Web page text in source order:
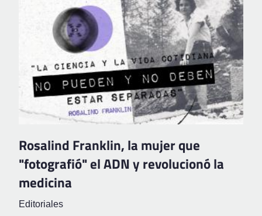
Rosalind Franklin, la mujer que
"fotografió" el ADN y revolucionó la
medicina
Editoriales